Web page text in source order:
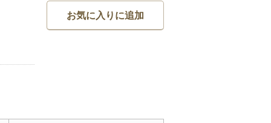
お気に入りに追加